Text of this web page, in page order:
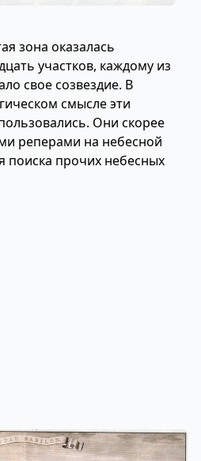
зона оказалась
участков, каждому из
свое созвездие. В
смысле эти
Они скорее
реперами на небесной
поиска прочих небесных